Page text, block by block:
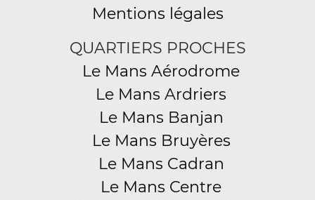
Mentions légales
QUARTIERS PROCHES
Le Mans Aérodrome
Le Mans Ardriers
Le Mans Banjan
Le Mans Bruyères
Le Mans Cadran
Le Mans Centre